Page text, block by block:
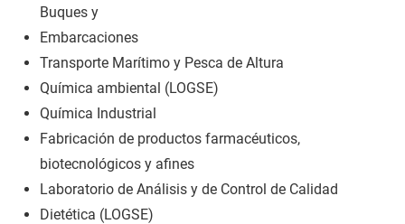
Buques y
Embarcaciones
Transporte Marítimo y Pesca de Altura
Química ambiental (LOGSE)
Química Industrial
Fabricación de productos farmacéuticos,
biotecnológicos y afines
Laboratorio de Análisis y de Control de Calidad
Dietética (LOGSE)